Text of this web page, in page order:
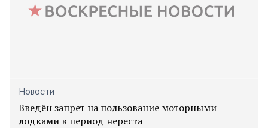
Новости
Введён запрет на пользование моторными
лодками в период нереста